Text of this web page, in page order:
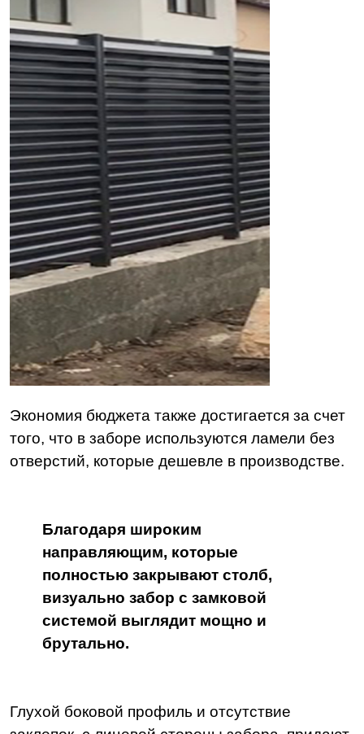
Экономия бюджета также достигается за счет
того, что в заборе используются ламели без
отверстий, которые дешевле в производстве.
Благодаря широким
направляющим, которые
полностью закрывают столб,
визуально забор с замковой
системой выглядит мощно и
брутально.
Глухой боковой профиль и отсутствие